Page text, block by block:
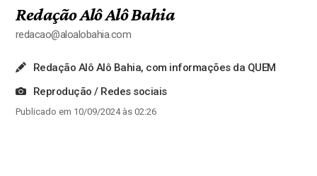
Redação Alô Alô Bahia
redacao@aloalobahia.com
Redação Alô Alô Bahia, com informações da QUEM
Reprodução / Redes sociais
Publicado em 10/09/2024 às 02:26